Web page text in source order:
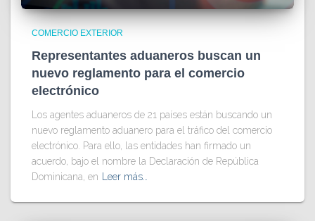
COMERCIO EXTERIOR
Representantes aduaneros buscan un
nuevo reglamento para el comercio
electrónico
Los agentes aduaneros de 21 países están buscando un
nuevo reglamento aduanero para el tráfico del comercio
electrónico. Para ello, las entidades han firmado un
acuerdo, bajo el nombre la Declaración de República
Dominicana, en
Leer más…